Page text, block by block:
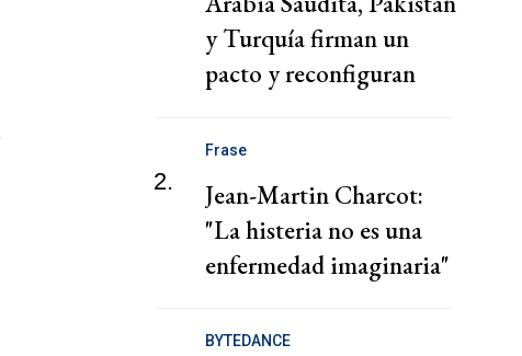
y Turquía firman un
pacto y reconfiguran
Oriente
2.
Frase
Jean-Martin Charcot:
"La histeria no es una
enfermedad imaginaria"
BYTEDANCE